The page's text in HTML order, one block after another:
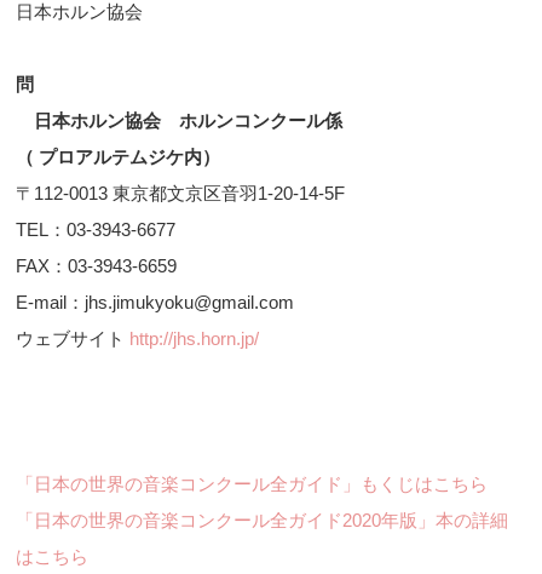
日本ホルン協会
問
日本ホルン協会 ホルンコンクール係
（ プロアルテムジケ内）
〒112-0013 東京都文京区音羽1-20-14-5F
TEL：03-3943-6677
FAX：03-3943-6659
E-mail：jhs.jimukyoku@gmail.com
ウェブサイト http://jhs.horn.jp/
「日本の世界の音楽コンクール全ガイド」もくじはこちら
「日本の世界の音楽コンクール全ガイド2020年版」本の詳細
はこちら